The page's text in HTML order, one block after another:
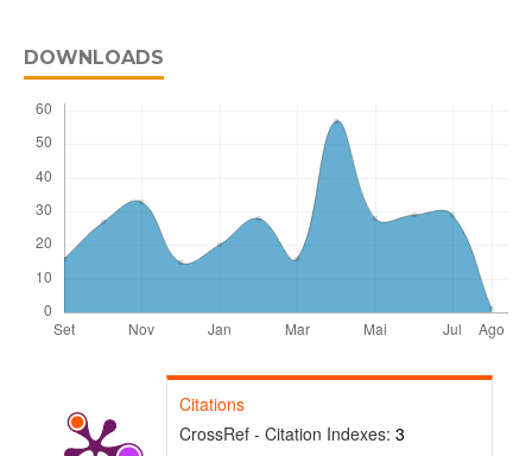
DOWNLOADS
Citations
CrossRef - Citation Indexes: 3